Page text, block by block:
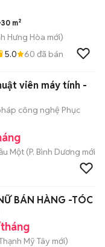
30 m²
Hưng Hòa mới)
5.0 60 đã bán
viên máy tính -
công nghệ Phục
Một (P. Bình Dương mới)
BÁN HÀNG -TÓC
Mỹ Tây mới)